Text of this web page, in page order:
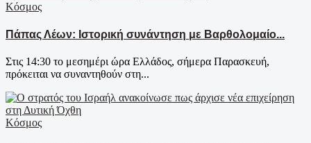
Κόσμος
Πάπας Λέων: Ιστορική συνάντηση με Βαρθολομαίο...
Στις 14:30 το μεσημέρι ώρα Ελλάδος, σήμερα Παρασκευή,
πρόκειται να συναντηθούν στη...
Κόσμος